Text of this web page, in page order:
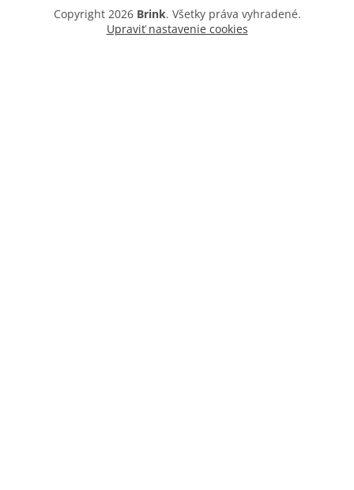
Copyright 2026 Brink. Všetky práva vyhradené.
Upraviť nastavenie cookies